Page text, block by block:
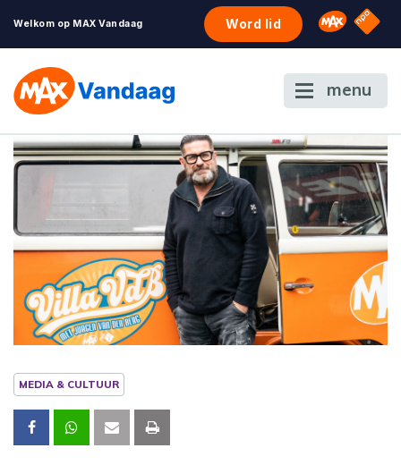
Welkom op MAX Vandaag Word lid Omroep
NPO
menu
MEDIA & CULTUUR